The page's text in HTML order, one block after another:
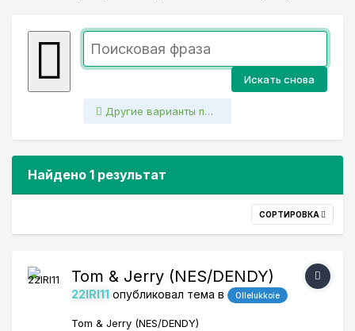
Искать снова
Другие варианты поиска
Найдено 1 результат
СОРТИРОВКА
Tom & Jerry (NES/DENDY)
22IRI11 опубликовал тема в Ollelukkoie
Tom & Jerry (NES/DENDY)